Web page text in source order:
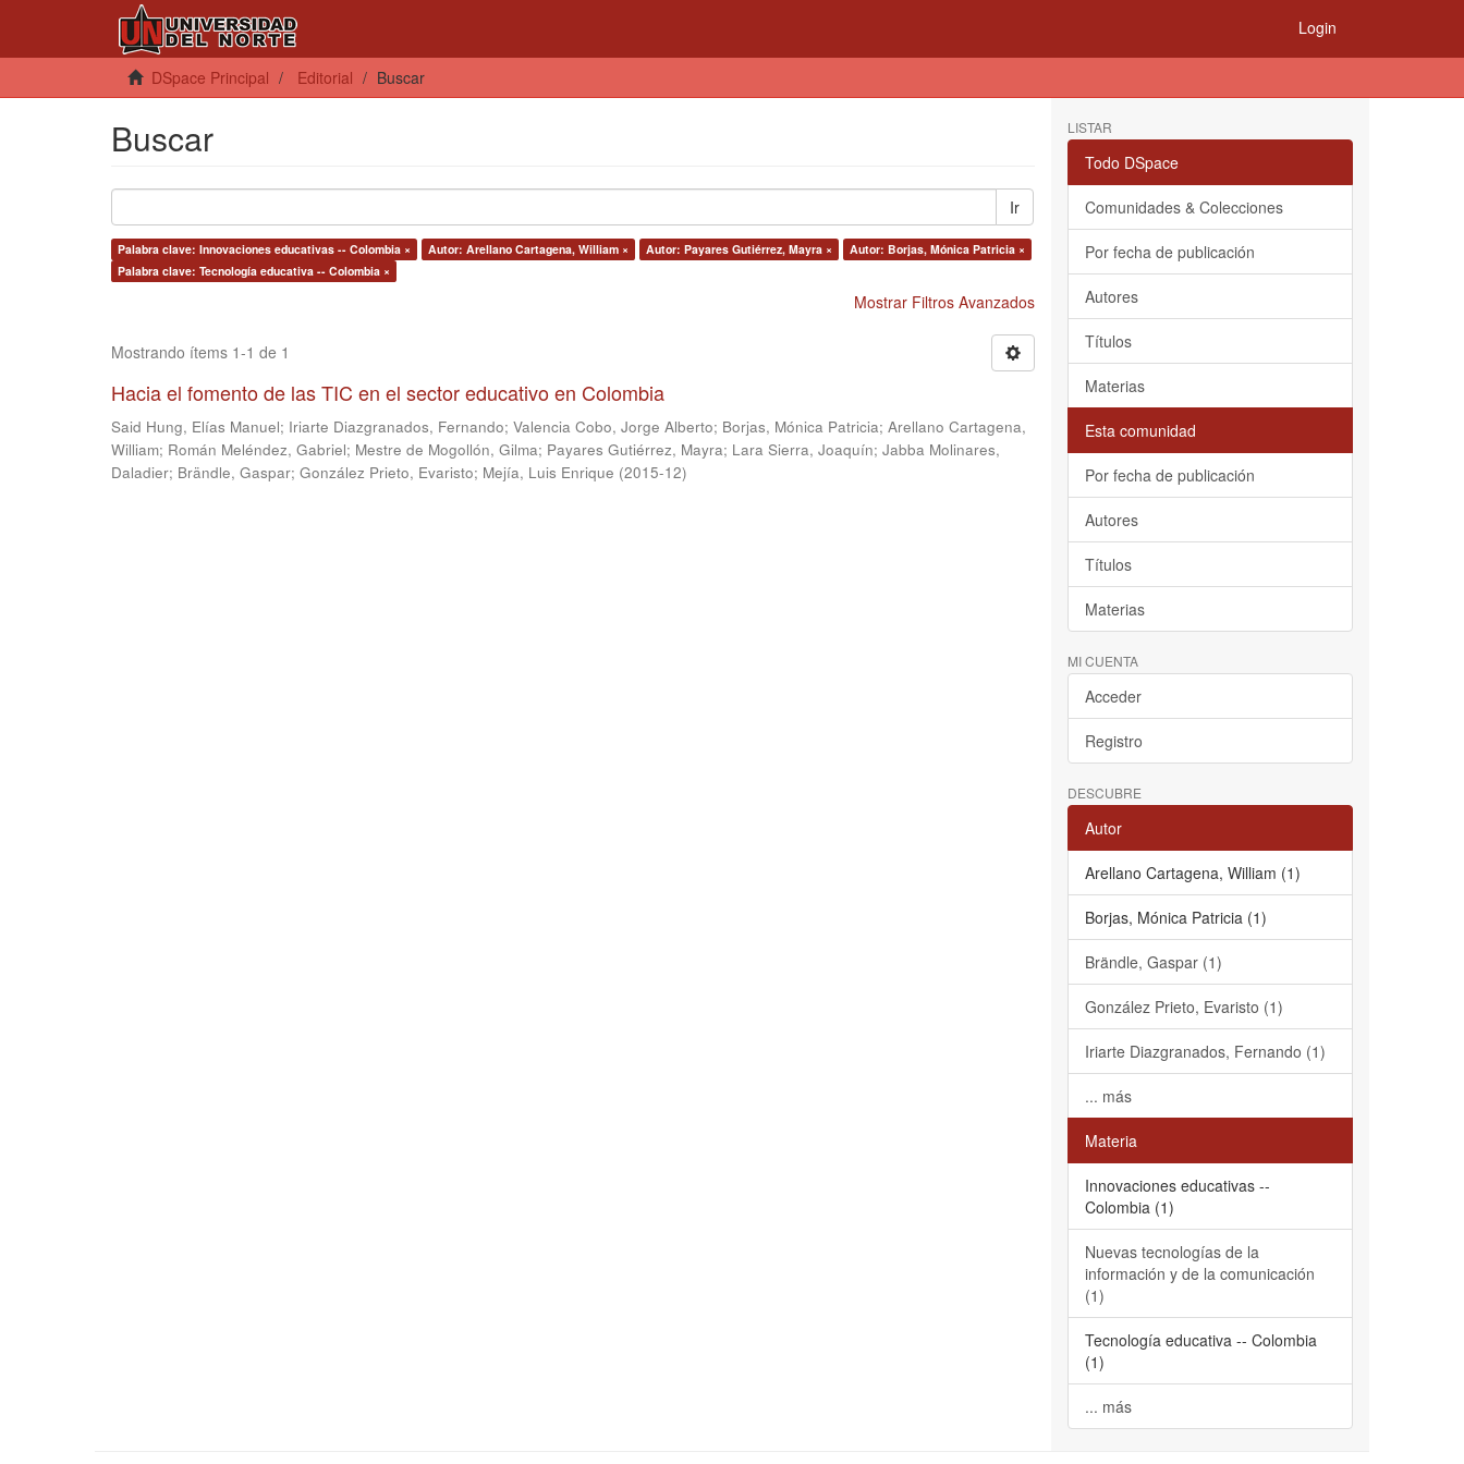
Login
DSpace Principal Editorial Buscar
Buscar
Ir
Palabra clave: Innovaciones educativas -- Colombia × Autor: Arellano Cartagena, William × Autor: Payares Gutiérrez, Mayra ×
Autor: Borjas, Mónica Patricia ×
Palabra clave: Tecnología educativa -- Colombia ×
Mostrar Filtros Avanzados
Mostrando ítems 1-1 de 1
Hacia el fomento de las TIC en el sector educativo en Colombia
Said Hung, Elías Manuel; Iriarte Diazgranados, Fernando; Valencia Cobo, Jorge Alberto; Borjas, Mónica Patricia; Arellano Cartagena,
William; Román Meléndez, Gabriel; Mestre de Mogollón, Gilma; Payares Gutiérrez, Mayra; Lara Sierra, Joaquín; Jabba Molinares,
Daladier; Brändle, Gaspar; González Prieto, Evaristo; Mejía, Luis Enrique (2015-12)
LISTAR
Todo DSpace
Comunidades & Colecciones
Por fecha de publicación
Autores
Títulos
Materias
Esta comunidad
Por fecha de publicación
Autores
Títulos
Materias
MI CUENTA
Acceder
Registro
DESCUBRE
Autor
Arellano Cartagena, William (1)
Borjas, Mónica Patricia (1)
Brändle, Gaspar (1)
González Prieto, Evaristo (1)
Iriarte Diazgranados, Fernando (1)
... más
Materia
Innovaciones educativas --
Colombia (1)
Nuevas tecnologías de la
información y de la comunicación
(1)
Tecnología educativa -- Colombia
(1)
... más